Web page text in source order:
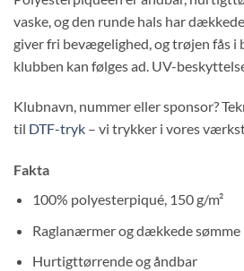
vaske, og den runde hals har
giver fri bevægelighed, og trøjen fås i
klubben kan følges ad. UV-
Klubnavn, nummer eller sponsor?
til DTF-tryk – vi trykker i vores
Fakta
100% polyesterpiqué, 150 g/m²
Raglanærmer og dækkede sømme
Hurtigttørrende og åndbar